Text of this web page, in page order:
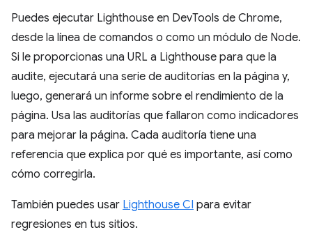
Puedes ejecutar Lighthouse en DevTools de Chrome,
desde la línea de comandos o como un módulo de Node.
Si le proporcionas una URL a Lighthouse para que la
audite, ejecutará una serie de auditorías en la página y,
luego, generará un informe sobre el rendimiento de la
página. Usa las auditorías que fallaron como indicadores
para mejorar la página. Cada auditoría tiene una
referencia que explica por qué es importante, así como
cómo corregirla.
También puedes usar Lighthouse CI para evitar
regresiones en tus sitios.